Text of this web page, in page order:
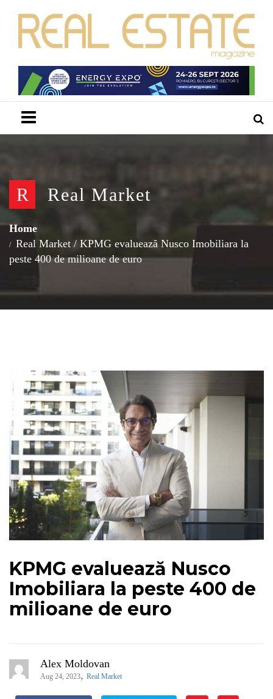
R Real Market
Home
Real Market / KPMG evaluează Nusco Imobiliara la
peste 400 de milioane de euro
KPMG evaluează Nusco
Imobiliara la peste 400 de
milioane de euro
Alex Moldovan
Aug 24, 2023, Real Market